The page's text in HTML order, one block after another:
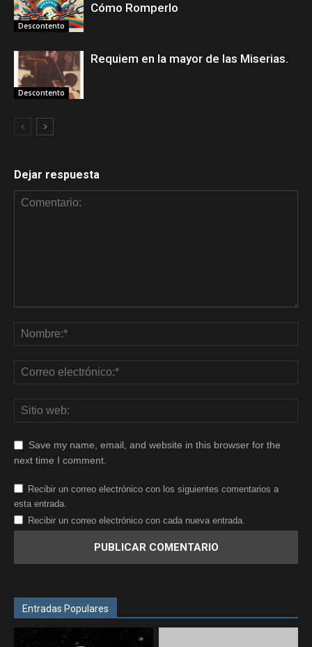
Descontento
Cómo Romperlo
Descontento
Requiem en la mayor de las Miserias.
Dejar respuesta
Save my name, email, and website in this browser for the
next time I comment.
Recibir un correo electrónico con los siguientes comentarios a
esta entrada.
Recibir un correo electrónico con cada nueva entrada.
Entradas Populares